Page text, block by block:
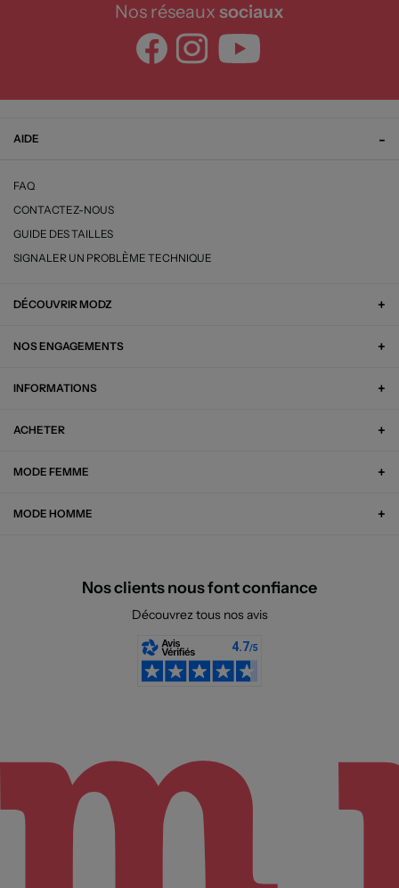
Nos réseaux sociaux
AIDE
FAQ
CONTACTEZ-NOUS
GUIDE DES TAILLES
SIGNALER UN PROBLÈME TECHNIQUE
DÉCOUVRIR MODZ
NOS ENGAGEMENTS
INFORMATIONS
ACHETER
MODE FEMME
MODE HOMME
Nos clients nous font confiance
Découvrez tous nos avis